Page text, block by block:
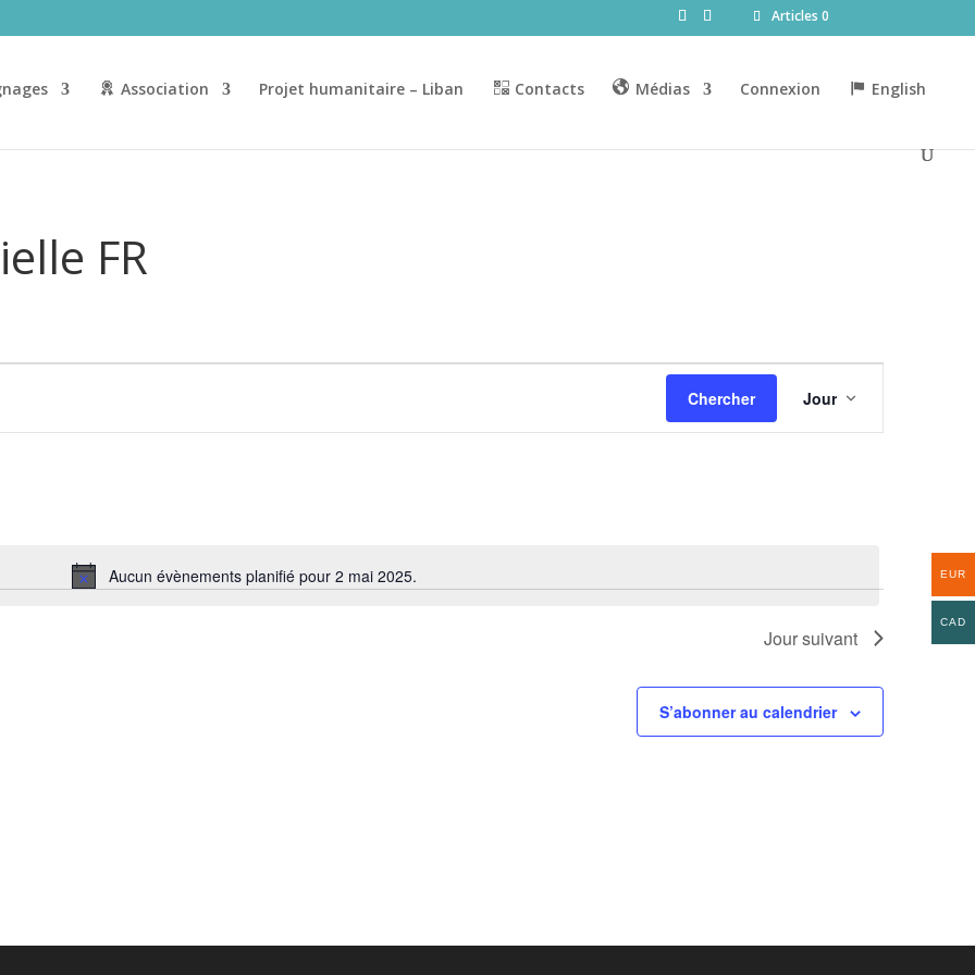
Articles 0
Association Projet humanitaire – Liban Contacts Médias Connexion English
FR
Notice
Aucun évènements planifié pour 2 mai 2025.
Chercher
Navigation
de
vues
Jour
Jour suivant
S’abonner au calendrier
EUR
CAD